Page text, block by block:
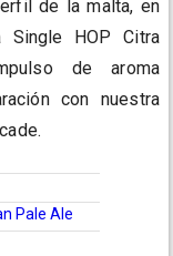
de la malta, en
Single HOP Citra
de aroma
con nuestra
Pale Ale